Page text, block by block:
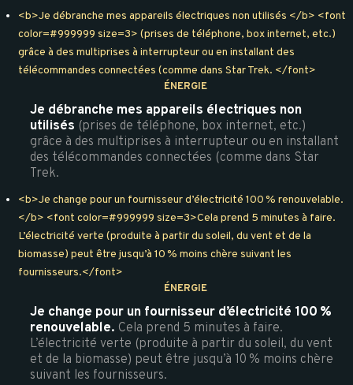
<b>Je débranche mes appareils électriques non utilisés </b> <font
color=#999999 size=3> (prises de téléphone, box internet, etc.)
grâce à des multiprises à interrupteur ou en installant des
télécommandes connectées (comme dans Star Trek. </font>
ÉNERGIE
Je débranche mes appareils électriques non
utilisés (prises de téléphone, box internet, etc.)
grâce à des multiprises à interrupteur ou en installant
des télécommandes connectées (comme dans Star
Trek.
<b>Je change pour un fournisseur d’électricité 100 % renouvelable.
</b> <font color=#999999 size=3>Cela prend 5 minutes à faire.
L’électricité verte (produite à partir du soleil, du vent et de la
biomasse) peut être jusqu’à 10 % moins chère suivant les
fournisseurs.</font>
ÉNERGIE
Je change pour un fournisseur d’électricité 100 %
renouvelable. Cela prend 5 minutes à faire.
L’électricité verte (produite à partir du soleil, du vent
et de la biomasse) peut être jusqu’à 10 % moins chère
suivant les fournisseurs.